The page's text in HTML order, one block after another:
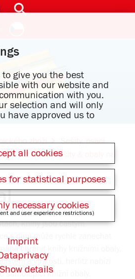
zboží
Sešity, psací
Obaly na sešity & obaly na
knihy jsou častým
s nimi může rychle zanechat
a vlhkosti. herlitz nabízí
samolepící knižní obaly.
to give you the best
with our website and
with you.
selection and will only
have approved us to
all cookies
for statistical purposes
necessary cookies
and user experience restrictions)
Show details
Imprint